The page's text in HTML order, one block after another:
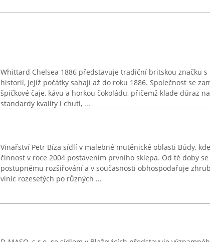
Whittard Chelsea 1886 představuje tradiční britskou značku s
historií, jejíž počátky sahají až do roku 1886. Společnost se
špičkové čaje, kávu a horkou čokoládu, přičemž klade důraz
standardy kvality i chuti, ...
Vinařství Petr Bíza sídlí v malebné mutěnické oblasti Búdy,
činnost v roce 2004 postavením prvního sklepa. Od té doby
postupnému rozšiřování a v současnosti obhospodařuje
vinic rozesetých po různých ...